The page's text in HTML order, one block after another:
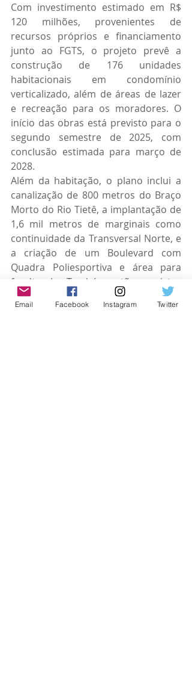
Com investimento estimado em R$
120 milhões, provenientes de
recursos próprios e financiamento
junto ao FGTS, o projeto prevê a
construção de 176 unidades
habitacionais em condomínio
verticalizado, além de áreas de lazer
e recreação para os moradores. O
início das obras está previsto para o
segundo semestre de 2025, com
conclusão estimada para março de
2028.
Além da habitação, o plano inclui a
canalização de 800 metros do Braço
Morto do Rio Tietê, a implantação de
1,6 mil metros de marginais como
continuidade da Transversal Norte, e
a criação de um Boulevard com
Quadra Poliesportiva e área para
foodtrucks. Também estão previstas
a construção de uma passarela
metálica e de uma ponte sobre o
Email Facebook Instagram Twitter